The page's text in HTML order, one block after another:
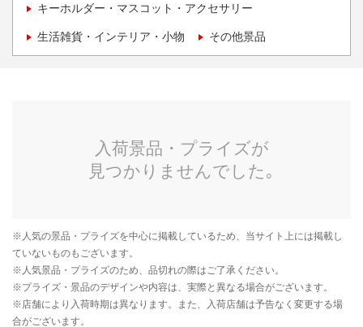
キーホルダー・マスコット・アクセサリー
生活雑貨・インテリア・小物 その他景品